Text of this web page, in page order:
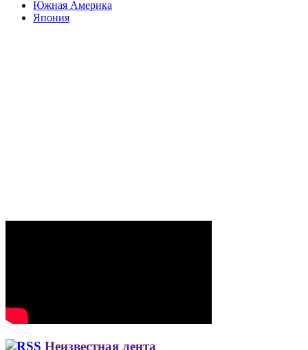
Южная Америка
Япония
Неизвестная лента